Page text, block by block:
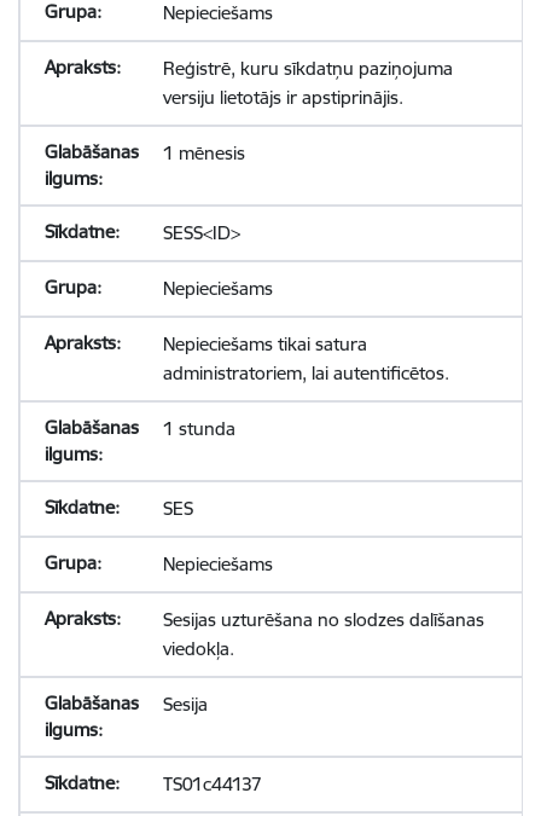
Nepieciešams
Reģistrē, kuru sīkdatņu paziņojuma
versiju lietotājs ir apstiprinājis.
1 mēnesis
SESS<ID>
Nepieciešams
Nepieciešams tikai satura
administratoriem, lai autentificētos.
1 stunda
SES
Nepieciešams
Sesijas uzturēšana no slodzes dalīšanas
viedokļa.
Sesija
TS01c44137